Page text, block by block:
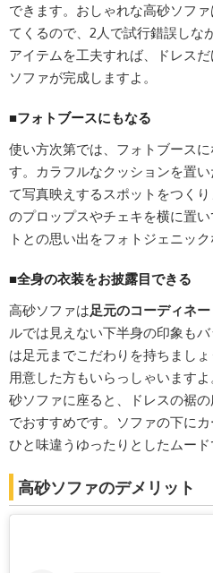
できます。おしゃれな高砂ソファ
てくるので、2人で試行錯誤しな
アイテムを工夫すれば、ドレス
ソファが完成しますよ。
■フォトブースにもなる
使い方次第では、フォトブース
す。カラフルなクッションを置
て写真映えするスポットをつく
のプロップスやチェキを横に置
トとの思い出をフォトジェニッ
■全身の衣装をお披露目できる
高砂ソファは足元のコーディネー
ルでは見えない下半身の印象も
は足元までこだわりを持ちまし
用意した方もいらっしゃいます
砂ソファに座ると、ドレスの裾
でおすすめです。ソファの下に
ひと味違うゆったりとしたムード
高砂ソファのデメリット